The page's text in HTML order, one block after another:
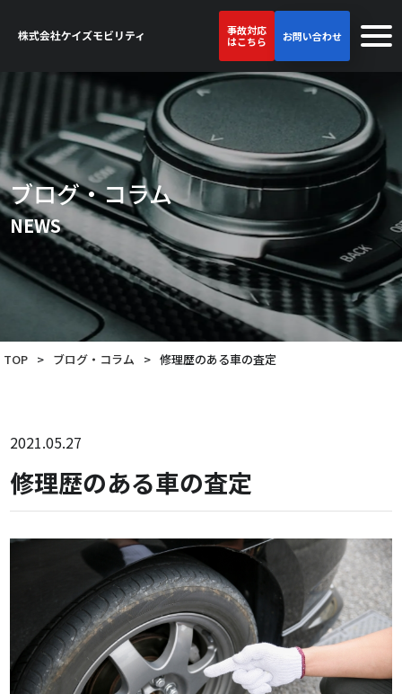
事故対応
はこちら
お問い合わせ
ブログ・コラム
NEWS
TOP > ブログ・コラム > 修理歴のある車の査定
2021.05.27
修理歴のある車の査定